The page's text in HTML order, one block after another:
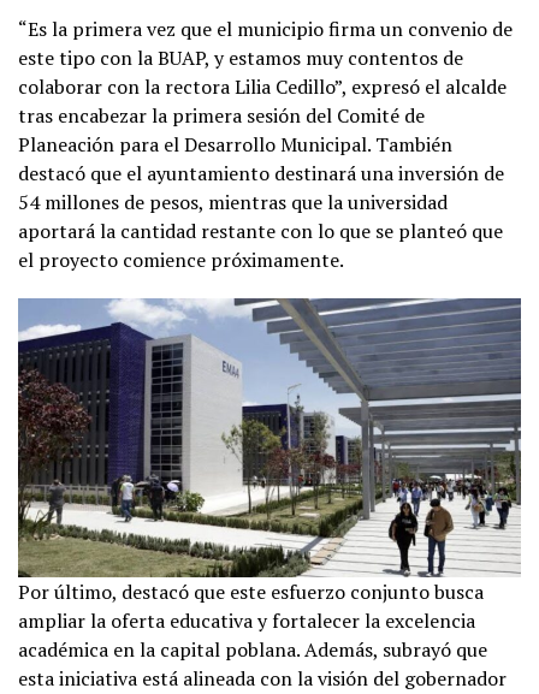
“Es la primera vez que el municipio firma un convenio de
este tipo con la BUAP, y estamos muy contentos de
colaborar con la rectora Lilia Cedillo”, expresó el alcalde
tras encabezar la primera sesión del Comité de
Planeación para el Desarrollo Municipal. También
destacó que el ayuntamiento destinará una inversión de
54 millones de pesos, mientras que la universidad
aportará la cantidad restante con lo que se planteó que
el proyecto comience próximamente.
Por último, destacó que este esfuerzo conjunto busca
ampliar la oferta educativa y fortalecer la excelencia
académica en la capital poblana. Además, subrayó que
esta iniciativa está alineada con la visión del gobernador